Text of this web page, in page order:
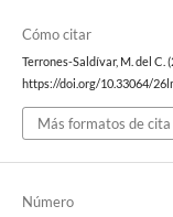
Cómo citar
Terrones-Saldívar, M. del C.
https://doi.org/10.33064/
Más formatos de cita
Número